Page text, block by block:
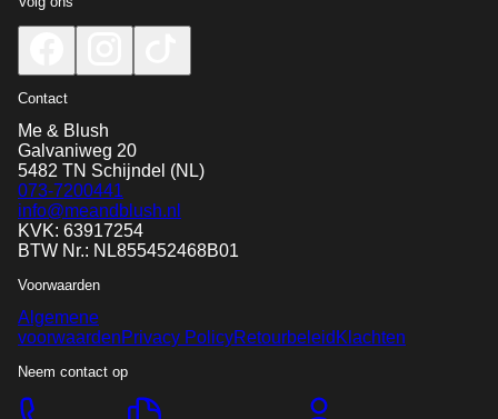
Contact
Me & Blush
Galvaniweg 20
5482 TN Schijndel (NL)
073-7200441
info@meandblush.nl
KVK: 63917254
BTW Nr.: NL855452468B01
Voorwaarden
Algemene
voorwaardenPrivacy PolicyRetourbeleid Klachten
Neem contact op